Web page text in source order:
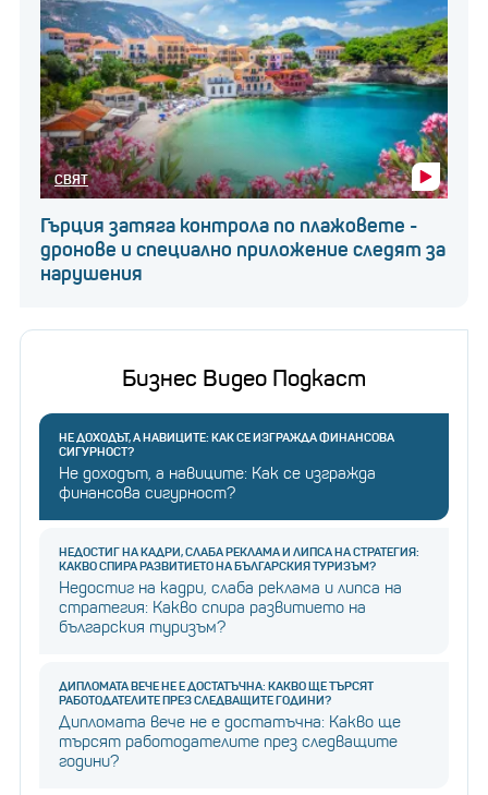
парите, а нашата цел беше да ги насочим как да се
реализират. Тогава бяха други времена. IT
индустрията тъкмо прохождаше, а силната
индустрия беше „Търговията“, си спомня Петков.
Едно подобно обучение трае 2 седмици, като от
опита на Петков чак към края на втората седмица
работниците започват да се успокояват и да
приемат нещата, такива, каквито са. Голяма част
част от тях започват работа в търговски
Последвайте businessnovinite.bg
INSTAGRAM
Последвайте businessnovinite.bg
въвFACEBOOK
Последвайте businessnovinite.bg вLINKEDIN
СВЯТ
Гърция затяга контрола по плажовете -
дронове и специално приложение следят за
нарушения
Бизнес Видео Подкаст
НЕ ДОХОДЪТ, А НАВИЦИТЕ: КАК СЕ ИЗГРАЖДА ФИНАНСОВА
СИГУРНОСТ?
Не доходът, а навиците: Как се изгражда
финансова сигурност?
НЕДОСТИГ НА КАДРИ, СЛАБА РЕКЛАМА И ЛИПСА НА СТРАТЕГИЯ:
КАКВО СПИРА РАЗВИТИЕТО НА БЪЛГАРСКИЯ ТУРИЗЪМ?
Недостиг на кадри, слаба реклама и липса на
стратегия: Какво спира развитието на
българския туризъм?
ДИПЛОМАТА ВЕЧЕ НЕ Е ДОСТАТЪЧНА: КАКВО ЩЕ ТЪРСЯТ
РАБОТОДАТЕЛИТЕ ПРЕЗ СЛЕДВАЩИТЕ ГОДИНИ?
Дипломата вече не е достатъчна: Какво ще
търсят работодателите през следващите
години?